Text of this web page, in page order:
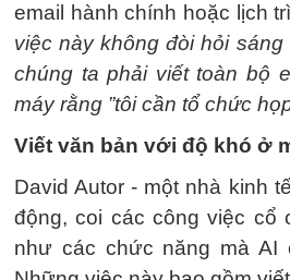
email hành chính hoặc lịch
việc này không đòi hỏi
chúng ta phải viết toàn bộ
máy rằng ”tôi cần tổ chức
Viết văn bản với độ khó ở
David Autor - một nhà kinh
động, coi các công việc cổ
như các chức năng mà